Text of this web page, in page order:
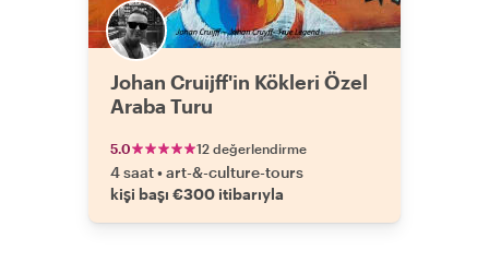
Johan Cruijff'in Kökleri Özel
Araba Turu
5.0 12 değerlendirme
4 saat•art-&-culture-tours
kişi başı €300 itibarıyla